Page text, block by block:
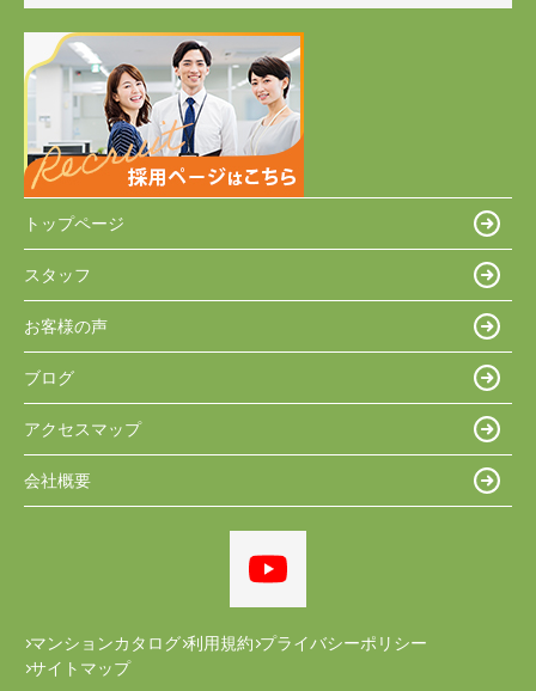
トップページ
スタッフ
お客様の声
ブログ
アクセスマップ
会社概要
マンションカタログ 利用規約 プライバシーポリシー
サイトマップ